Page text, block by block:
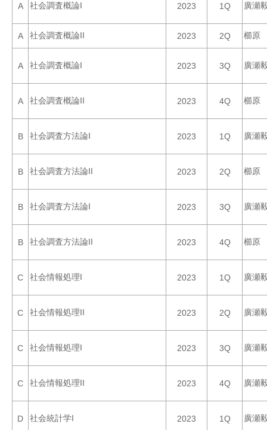
A 社会調査概論I 2023 1Q 廣瀬
A 社会調査概論II 2023 2Q 櫛原
A 社会調査概論I 2023 3Q 廣瀬
A 社会調査概論II 2023 4Q 櫛原
B 社会調査方法論I 2023 1Q 廣瀬
B 社会調査方法論II 2023 2Q 櫛原
B 社会調査方法論I 2023 3Q 廣瀬
B 社会調査方法論II 2023 4Q 櫛原
C 社会情報処理I 2023 1Q 廣瀬
C 社会情報処理II 2023 2Q 廣瀬
C 社会情報処理I 2023 3Q 廣瀬
C 社会情報処理II 2023 4Q 廣瀬
D 社会統計学I 2023 1Q 廣瀬